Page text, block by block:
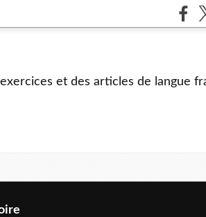
et des articles de langue